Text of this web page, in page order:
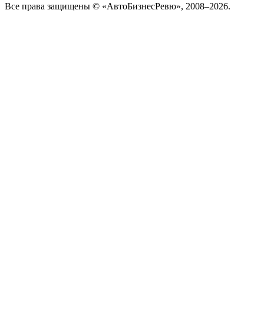
Все права защищены © «АвтоБизнесРевю», 2008–2026.